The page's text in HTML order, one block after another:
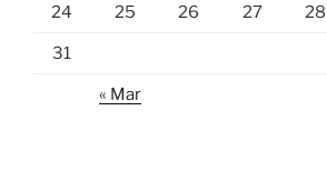
24 25 26 27 28
31
« Mar